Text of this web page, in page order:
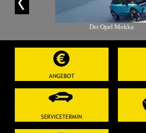
Der Opel Mokka